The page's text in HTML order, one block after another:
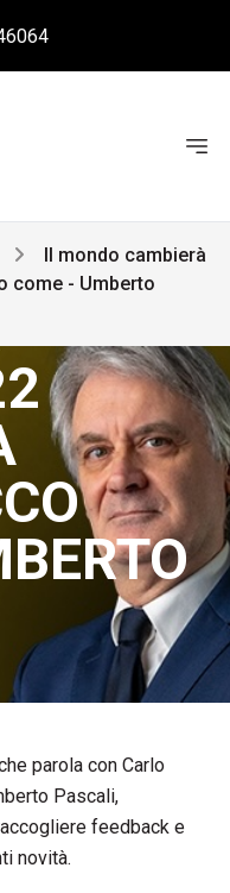
Il mondo cambierà
come - Umberto
parola con Carlo
Pascali,
feedback e
novità.